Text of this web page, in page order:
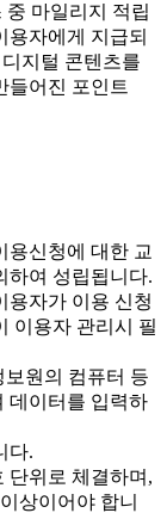
마일리지 적립
용자에게 지급되
지털 콘텐츠를
들어진 포인트
신청에 대한 교
하여 성립됩니다.
자가 이용 신청
이용자 관리시 필
원의 컴퓨터 등
데이터를 입력하
다.
위로 체결하며,
상이어야 합니